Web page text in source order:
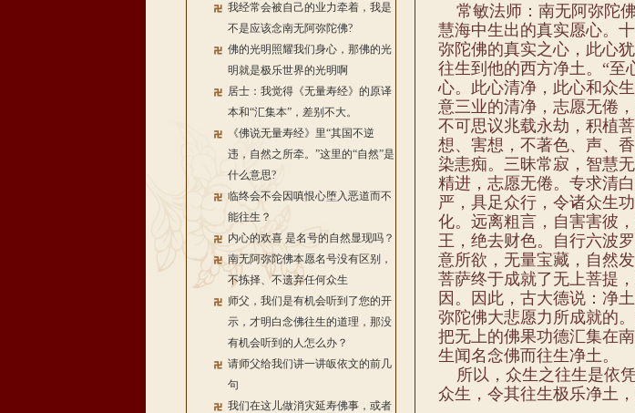
我经常会被自己的业力牵着，我是
不是应该念南无阿弥陀佛?
佛的光明照耀我们身心，那佛的光
明就是极乐世界的光明啊
居士：我觉得《无量寿经》的原译
本和“汇集本”，差别不大。
《佛说无量寿经》里“其国不逆
违，自然之所牵。”这里的“自然”是
什么意思?
临终会不会因嗔恨心堕入恶道而不
能往生？
内心的欢喜 是名号的自然显现吗？
南无阿弥陀佛本愿名号没有区别，
不拣择、不遗弃任何众生
师父，我们是有机会听到了您的开
示，才明白念佛往生的道理，那没
有机会听到的人怎么办？
请师父给我们讲一讲皈依文的前几
句
我们在这儿做消灾延寿佛事，或者
常敏法师：南无阿弥陀
慧海中生出的真实愿心。
弥陀佛的真实之心，此心
往生到他的西方净土。“至
心。此心清净，此心和众
意三业的清净，志愿无倦
不可思议兆载永劫，积植
想、害想，不著色、声、
染恚痴。三昧常寂，智慧
精进，志愿无倦。专求清
严，具足众行，令诸众生
化。远离粗言，自害害彼
王，绝去财色。自行六波
意所欲，无量宝藏，自然
菩萨终于成就了无上菩提
因。因此，古大德说：净
弥陀佛大悲愿力所成就的
把无上的佛果功德汇集在
生闻名念佛而往生净土。
所以，众生之往生是依
众生，令其往生极乐净土